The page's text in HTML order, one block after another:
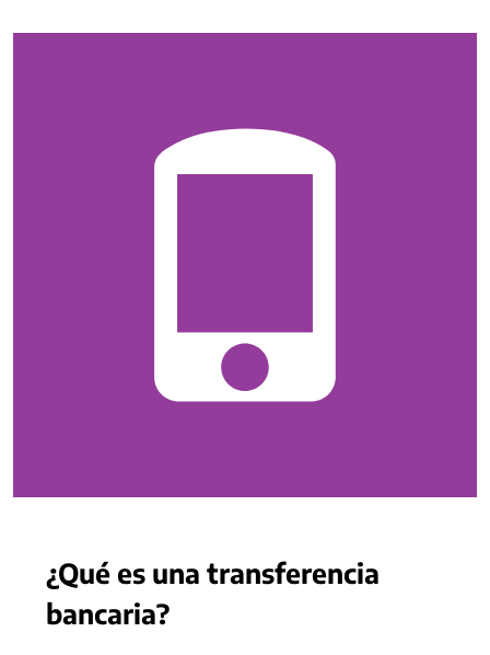
¿Qué es una transferencia
bancaria?